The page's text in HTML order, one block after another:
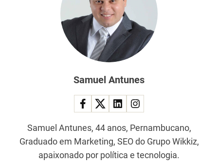
Samuel Antunes
Samuel Antunes, 44 anos, Pernambucano,
Graduado em Marketing, SEO do Grupo Wikkiz,
apaixonado por política e tecnologia.